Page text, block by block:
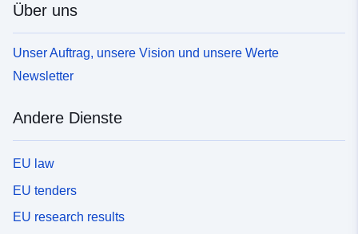
Über uns
Unser Auftrag, unsere Vision und unsere Werte
Newsletter
Andere Dienste
EU law
EU tenders
EU research results